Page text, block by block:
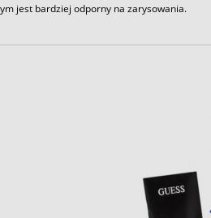
jest bardziej odporny na zarysowania.